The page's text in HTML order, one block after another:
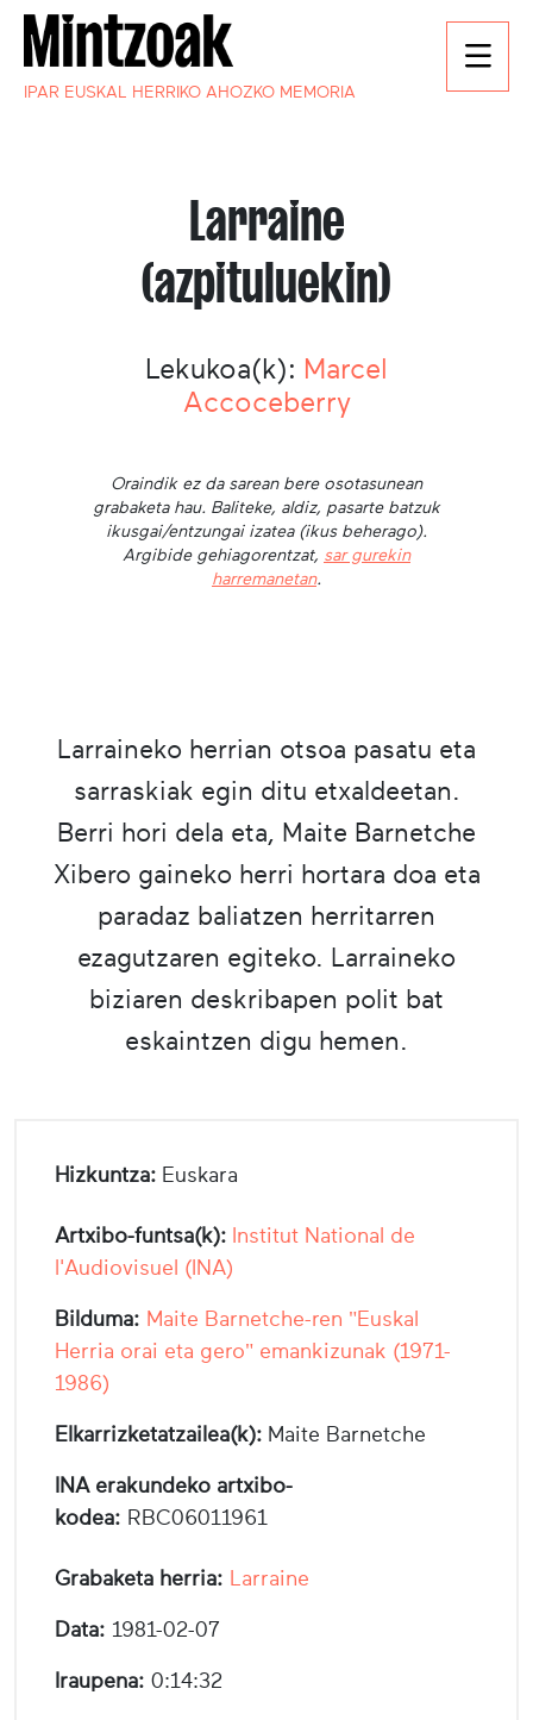
IPAR EUSKAL HERRIKO AHOZKO MEMORIA
Larraine
(azpituluekin)
Lekukoa(k): Marcel
Accoceberry
Oraindik ez da sarean bere osotasunean
grabaketa hau. Baliteke, aldiz, pasarte batzuk
ikusgai/entzungai izatea (ikus beherago).
Argibide gehiagorentzat, sar gurekin
harremanetan.
Larraineko herrian otsoa pasatu eta
sarraskiak egin ditu etxaldeetan.
Berri hori dela eta, Maite Barnetche
Xibero gaineko herri hortara doa eta
paradaz baliatzen herritarren
ezagutzaren egiteko. Larraineko
biziaren deskribapen polit bat
eskaintzen digu hemen.
Hizkuntza: Euskara
Artxibo-funtsa(k): Institut National de
l'Audiovisuel (INA)
Bilduma: Maite Barnetche-ren "Euskal
Herria orai eta gero" emankizunak (1971-
1986)
Elkarrizketatzailea(k): Maite Barnetche
INA erakundeko artxibo-
kodea: RBC06011961
Grabaketa herria: Larraine
Data: 1981-02-07
Iraupena: 0:14:32